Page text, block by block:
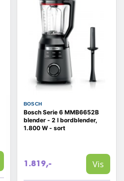
BOSCH
Bosch Serie 6 MMB6652B
blender - 2 l bordblender,
1.800 W - sort
1.819,- Vis